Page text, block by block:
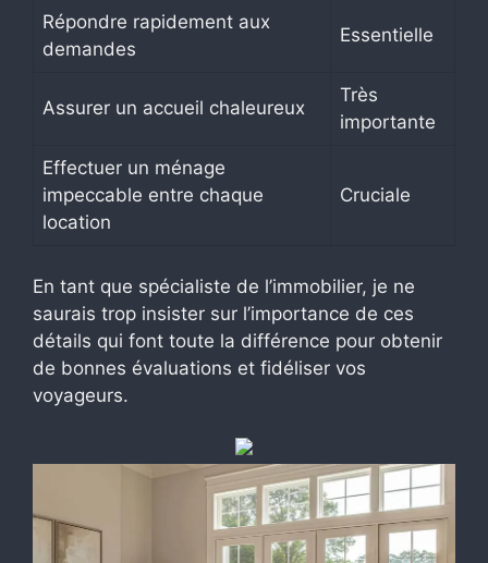
Répondre rapidement aux
demandes
Essentielle
Assurer un accueil chaleureux
Très
importante
Effectuer un ménage
impeccable entre chaque
location
Cruciale
En tant que spécialiste de l’immobilier, je ne
saurais trop insister sur l’importance de ces
détails qui font toute la différence pour obtenir
de bonnes évaluations et fidéliser vos
voyageurs.